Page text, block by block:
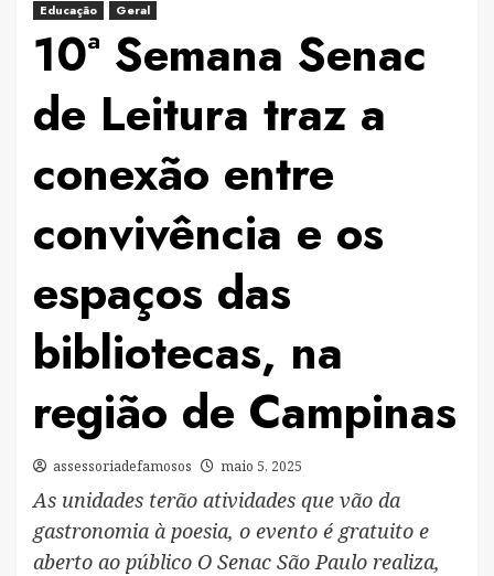
Educação Geral
10ª Semana Senac
de Leitura traz a
conexão entre
convivência e os
espaços das
bibliotecas, na
região de Campinas
assessoriadefamosos maio 5, 2025
As unidades terão atividades que vão da
gastronomia à poesia, o evento é gratuito e
aberto ao público O Senac São Paulo realiza,